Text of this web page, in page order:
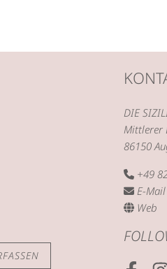
DIE
Mittlerer
86150
+49
E-Mail
Web